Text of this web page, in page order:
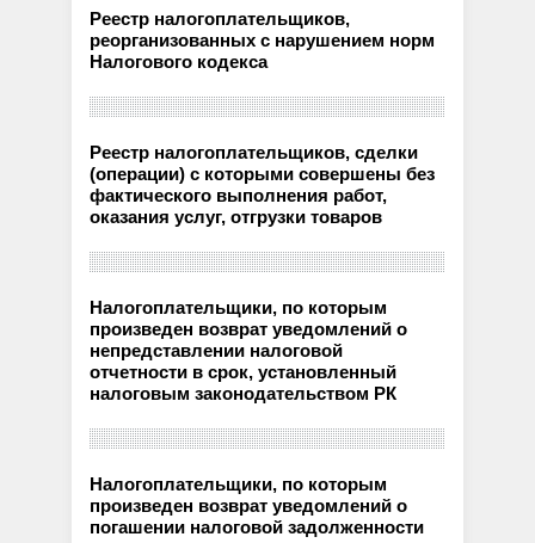
Реестр налогоплательщиков,
реорганизованных с нарушением норм
Налогового кодекса
Реестр налогоплательщиков, сделки
(операции) с которыми совершены без
фактического выполнения работ,
оказания услуг, отгрузки товаров
Налогоплательщики, по которым
произведен возврат уведомлений о
непредставлении налоговой
отчетности в срок, установленный
налоговым законодательством РК
Налогоплательщики, по которым
произведен возврат уведомлений о
погашении налоговой задолженности